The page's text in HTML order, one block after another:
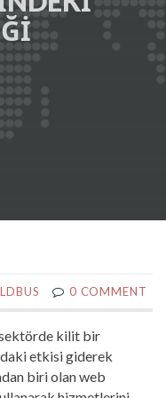
0 COMMENT
sektörde kilit bir
etkisi giderek
biri olan web